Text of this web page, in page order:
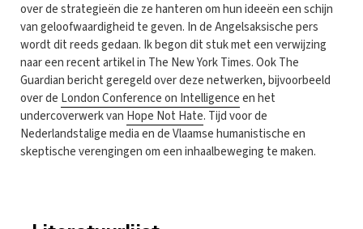
over de strategieën die ze hanteren om hun ideeën een schijn
van geloofwaardigheid te geven. In de Angelsaksische pers
wordt dit reeds gedaan. Ik begon dit stuk met een verwijzing
naar een recent artikel in The New York Times. Ook The
Guardian bericht geregeld over deze netwerken, bijvoorbeeld
over de London Conference on Intelligenceen het
undercoverwerk van Hope Not Hate. Tijd voor de
Nederlandstalige media en de Vlaamse humanistische en
skeptische verengingen om een inhaalbeweging te maken.